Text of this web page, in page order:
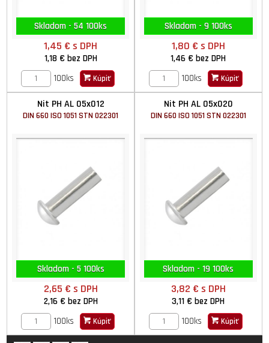
Skladom - 54 100ks
1,45 €s DPH
1,18 € bez DPH
100ks
Kúpiť
Skladom - 9 100ks
1,80 € s DPH
1,46 €bez DPH
100ks
Kúpiť
Nit PH AL 05x012
DIN 660 ISO 1051 STN 022301
Skladom - 5 100ks
2,65 € s DPH
2,16 € bez DPH
100ks
Kúpiť
Nit PH AL 05x020
DIN 660 ISO 1051 STN 022301
Skladom - 19 100ks
3,82 € s DPH
3,11 €bez DPH
100ks
Kúpiť